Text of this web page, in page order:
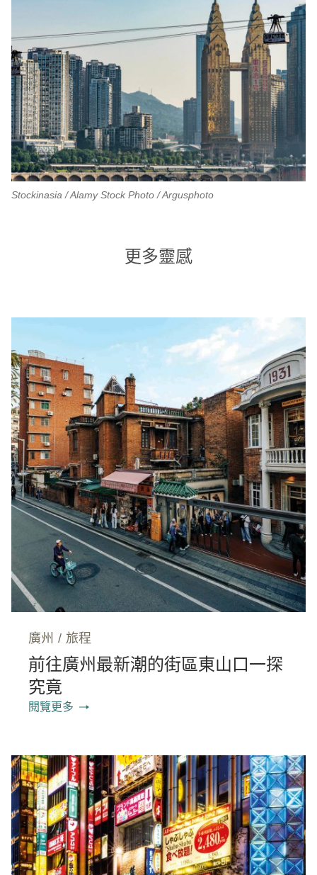
Stockinasia / Alamy Stock Photo / Argusphoto
更多靈感
廣州 / 旅程
前往廣州最新潮的街區東山口一探
究竟
閱覽更多